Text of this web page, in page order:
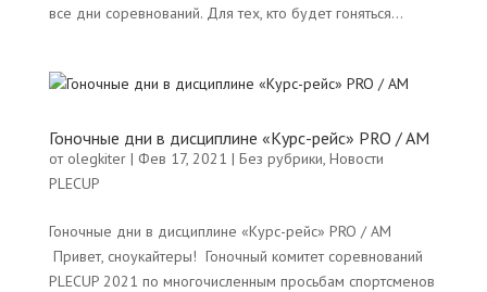
все дни соревнований. Для тех, кто будет гоняться...
Гоночные дни в дисциплине «Курс-рейc» PRO / AM
от olegkiter| Фев 17, 2021 | Без рубрики, Новости
PLECUP
Гоночные дни в дисциплине «Курс-рейc» PRO / AM
Привет, сноукайтеры! Гоночный комитет соревнований
PLECUP 2021 по многочисленным просьбам спортсменов